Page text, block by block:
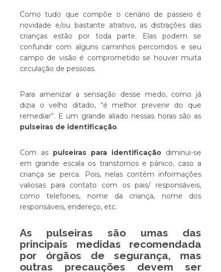
Como tudo que compõe o cenário de passeio é
novidade e/ou bastante atrativo, as distrações das
crianças estão por toda parte. Elas podem se
confundir com alguns caminhos percorridos e seu
campo de visão é comprometido se houver muita
circulação de pessoas.
Para amenizar a sensação desse medo, como já
dizia o velho ditado, “é melhor prevenir do que
remediar”. E um grande aliado nessas horas são as
pulseiras de identificação.
Com as pulseiras para identificação diminui-se
em grande escala os transtornos e pânico, caso a
criança se perca. Pois, nelas contém informações
valiosas para contato com os pais/ responsáveis,
como telefones, nome da criança, nome dos
responsáveis, endereço, etc.
As pulseiras são umas das
principais medidas recomendada
por órgãos de segurança, mas
outras precauções devem ser